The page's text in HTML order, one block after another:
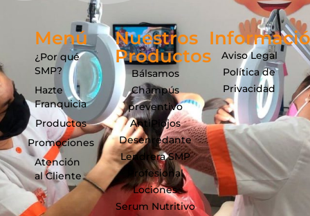
Menú
¿Por qué
SMP?
Hazte
Franquicia
Productos
Promociones
Atención
al Cliente
Nuestros
Productos
Bálsamos
Champús
preventivo
AntiPiojos
Desenredante
Lendrera SMP
Profesional
Lociones
Serum Nutritivo
Aviso Legal
Política de
Privacidad